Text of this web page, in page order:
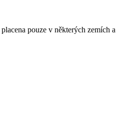
pouze v některých zemích a